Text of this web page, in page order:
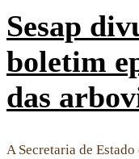
Sesap
boletim
das
A Secretaria de